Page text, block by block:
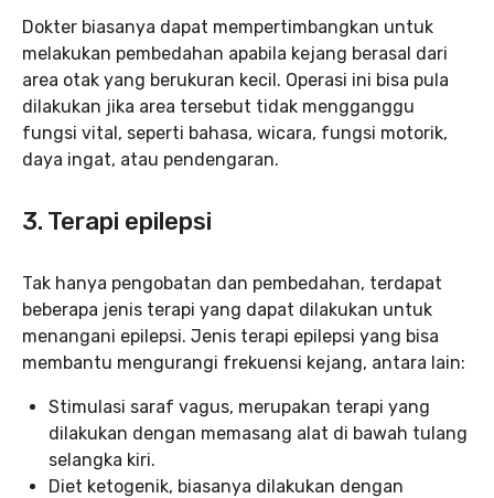
Dokter biasanya dapat mempertimbangkan untuk
melakukan pembedahan apabila kejang berasal dari
area otak yang berukuran kecil. Operasi ini bisa pula
dilakukan jika area tersebut tidak mengganggu
fungsi vital, seperti bahasa, wicara, fungsi motorik,
daya ingat, atau pendengaran.
3. Terapi epilepsi
Tak hanya pengobatan dan pembedahan, terdapat
beberapa jenis terapi yang dapat dilakukan untuk
menangani epilepsi. Jenis terapi epilepsi yang bisa
membantu mengurangi frekuensi kejang, antara lain:
Stimulasi saraf vagus, merupakan terapi yang
dilakukan dengan memasang alat di bawah tulang
selangka kiri.
Diet ketogenik, biasanya dilakukan dengan